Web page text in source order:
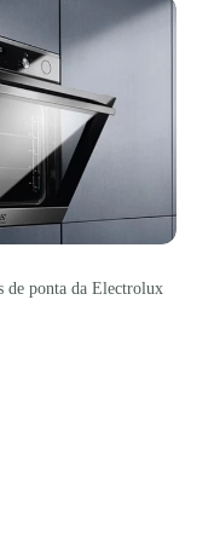
de ponta da Electrolux